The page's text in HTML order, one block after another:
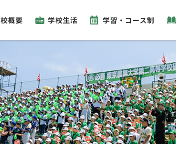
概要 学校生活 学習・コース制